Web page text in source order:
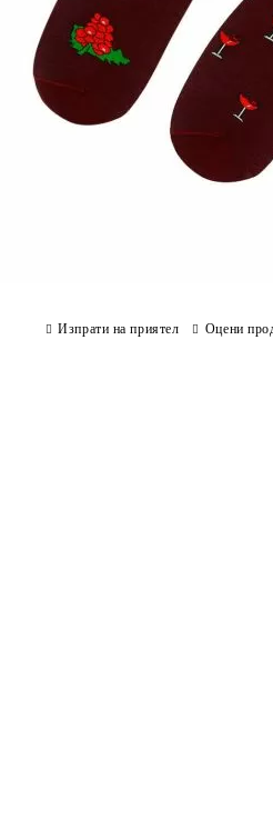
Изпрати на приятел Оцени